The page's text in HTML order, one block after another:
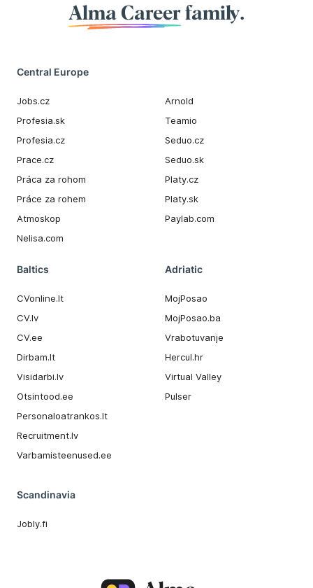
Alma Career family.
Central Europe
Jobs.cz
Profesia.sk
Profesia.cz
Prace.cz
Práca za rohom
Práce za rohem
Atmoskop
Nelisa.com
Arnold
Teamio
Seduo.cz
Seduo.sk
Platy.cz
Platy.sk
Paylab.com
Baltics
CVonline.lt
CV.lv
CV.ee
Dirbam.It
Visidarbi.lv
Otsintood.ee
Personaloatrankos.lt
Recruitment.lv
Varbamisteenused.ee
Adriatic
MojPosao
MojPosao.ba
Vrabotuvanje
Hercul.hr
Virtual Valley
Pulser
Scandinavia
Jobly.fi